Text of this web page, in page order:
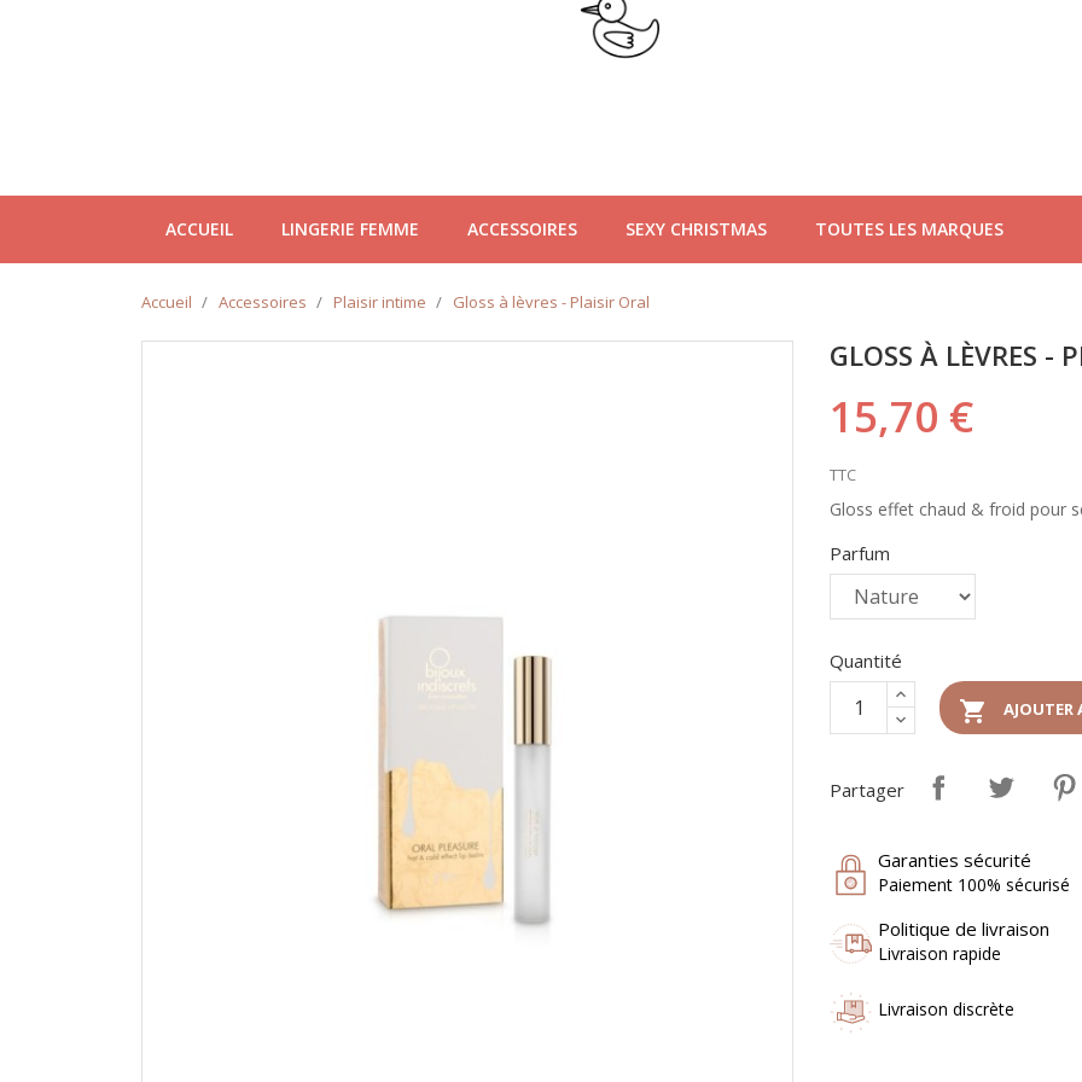
ACCUEIL LINGERIE FEMME ACCESSOIRES SEXY CHRISTMAS TOUTES LES MARQUES
Accueil Accessoires Plaisir intime Gloss à lèvres - Plaisir Oral
GLOSS À LÈVRES -
15,70 €
TTC
Gloss effet chaud & froid pour
Parfum
Quantité
 AJOUTER
Partager
Garanties sécurité
Paiement 100% sécurisé
Politique de livraison
Livraison rapide
Livraison discrète